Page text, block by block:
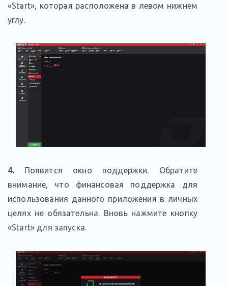
«Start», которая расположена в левом нижнем
углу.
4.Появится окно поддержки. Обратите
внимание, что финансовая поддержка для
использования данного приложения в личных
целях не обязательна. Вновь нажмите кнопку
«Start» для запуска.